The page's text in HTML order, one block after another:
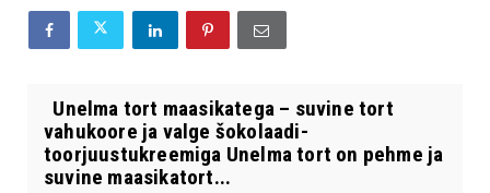
Unelma tort maasikatega – suvine tort
vahukoore ja valge šokolaadi-
toorjuustukreemiga Unelma tort on pehme ja
suvine maasikatort...